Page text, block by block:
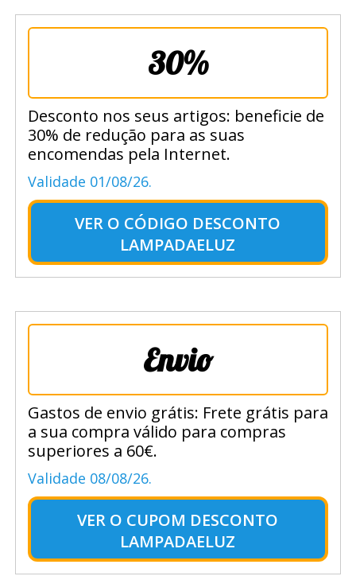
30%
Desconto nos seus artigos: beneficie de
30% de redução para as suas
encomendas pela Internet.
Validade 01/08/26.
VER O CÓDIGO DESCONTO
LAMPADAELUZ
Envio
Gastos de envio grátis: Frete grátis para
a sua compra válido para compras
superiores a 60€.
Validade 08/08/26.
VER O CUPOM DESCONTO
LAMPADAELUZ